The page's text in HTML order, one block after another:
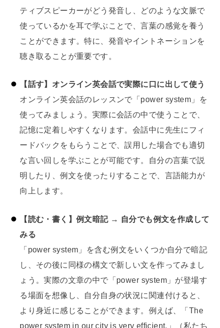
ティブスピーカーがどう発音し、どのような文脈で
使っているかを耳で学ぶことで、言葉の感覚を養う
ことができます。特に、発音やイントネーションを
聴き取ることが重要です。
【話す】オンライン英会話で実際に口に出して使う
オンライン英会話のレッスンで「power system」を
使ってみましょう。実際に会話の中で使うことで、
記憶に定着しやすくなります。会話中に先生にフィ
ードバックをもらうことで、誤用した場合でも適切
な言い回しを学ぶことが可能です。自分の言葉で説
明したり、例文を使ったりすることで、言語能力が
向上します。
【読む・書く】例文暗記 → 自分でも例文を作成して
みる
「power system」を含む例文をいくつか自分で暗記
し、その後に同様の構文で新しい文を作ってみまし
ょう。実際の文章の中で「power system」が登場す
る場面を想像し、自分自身の状況に関連付けると、
より身近に感じることができます。例えば、「The
power system in our city is very efficient.」（私たち